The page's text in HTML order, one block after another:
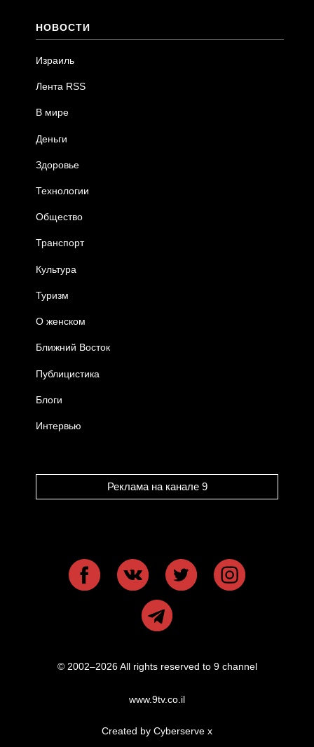
НОВОСТИ
Израиль
Лента RSS
В мире
Деньги
Здоровье
Технологии
Общество
Транспорт
Культура
Туризм
О женском
Ближний Восток
Публицистика
Блоги
Интервью
Реклама на канале 9
© 2002–2026 All rights reserved to 9 channel
www.9tv.co.il
Created by Cyberserve x